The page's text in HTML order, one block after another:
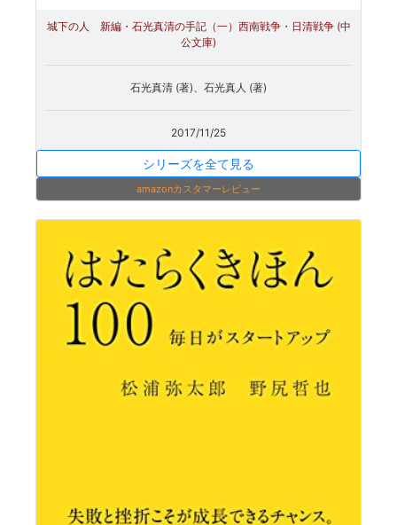
城下の人 新編・石光真清の手記（一）西南戦争・日清戦争 (中
公文庫)
石光真清 (著)、石光真人 (著)
2017/11/25
シリーズを全て見る
amazonカスタマーレビュー